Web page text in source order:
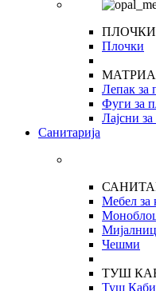
ПЛОЧКИ
Плочки
Лепак за
Фуги за
Лајсни
Санитарија
Мебел за
Чешми
ТУШ
Туш